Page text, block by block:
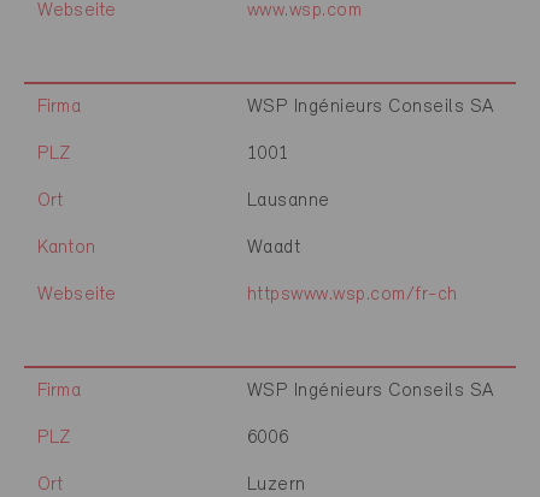
Webseite www.wsp.com
Firma WSP Ingénieurs Conseils SA
PLZ 1001
Ort Lausanne
Kanton Waadt
Webseite httpswww.wsp.com/fr-ch
Firma WSP Ingénieurs Conseils SA
PLZ 6006
Ort Luzern